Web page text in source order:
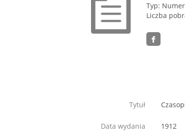
Typ:
Liczba
Tytuł
Data wydania 1912